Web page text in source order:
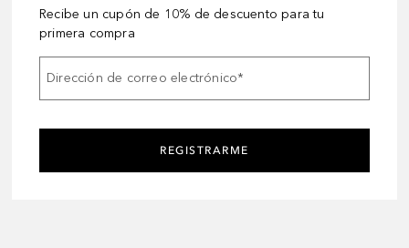
Recibe un cupón de 10% de descuento para tu
primera compra
Dirección de correo electrónico*
REGISTRARME